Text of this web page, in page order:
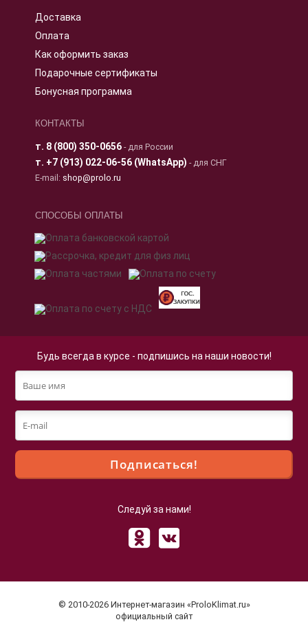
Доставка
Оплата
Как оформить заказ
Подарочные сертификаты
Бонусная программа
КОНТАКТЫ
т. 8 (800) 350-0656- для России
т. +7 (913) 022-06-56 (WhatsApp) - для СНГ
E-mail: shop@prolo.ru
СПОСОБЫ ОПЛАТЫ
Будь всегда в курсе - подпишись на наши новости!
Следуй за нами!
© 2010-2026 Интернет-магазин «ProloKlimat.ru»
официальный сайт
Продолжая просмотр страниц нашего сайта, вы
Политики в отношении обработки